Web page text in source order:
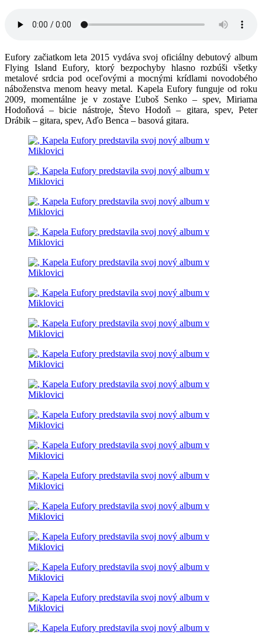
Eufory začiatkom leta 2015 vydáva svoj oficiálny debutový album
Flying Island Eufory, ktorý bezpochyby hlasno rozbúši všetky
metalové srdcia pod oceľovými a mocnými krídlami novodobého
náboženstva menom heavy metal. Kapela Eufory funguje od roku
2009, momentálne je v zostave Ľuboš Senko – spev, Miriama
Hodoňová – bicie nástroje, Števo Hodoň – gitara, spev, Peter
Drábik – gitara, spev, Aďo Benca – basová gitara.